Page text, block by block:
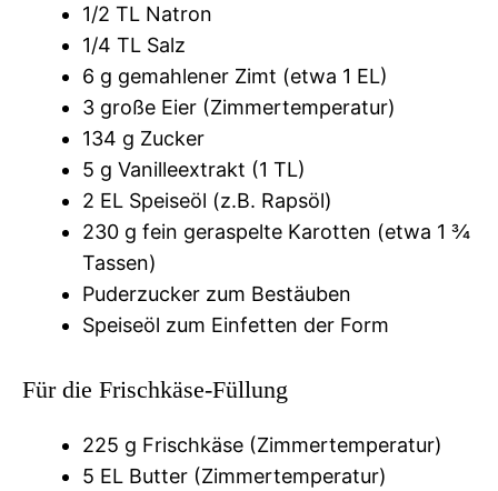
1/2 TL Natron
1/4 TL Salz
6 g gemahlener Zimt (etwa 1 EL)
3 große Eier (Zimmertemperatur)
134 g Zucker
5 g Vanilleextrakt (1 TL)
2 EL Speiseöl (z.B. Rapsöl)
230 g fein geraspelte Karotten (etwa 1 ¾
Tassen)
Puderzucker zum Bestäuben
Speiseöl zum Einfetten der Form
Für die Frischkäse-Füllung
225 g Frischkäse (Zimmertemperatur)
5 EL Butter (Zimmertemperatur)